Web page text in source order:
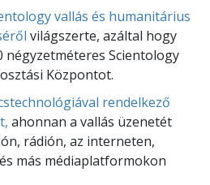
vallás és humanitárius
világszerte, azáltal hogy
négyzetméteres Scientology
Központot.
rendelkező
ahonnan a vallás üzenetét
rádión, az interneten,
más médiaplatformokon